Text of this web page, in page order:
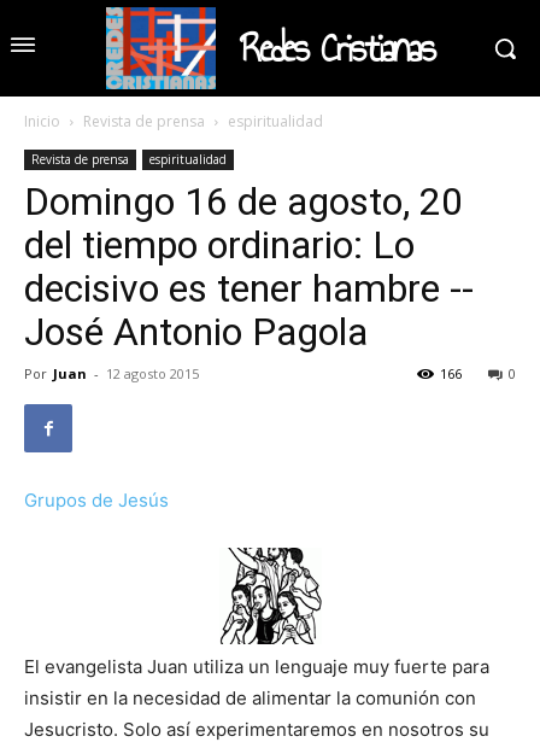
Redes Cristianas
Inicio Revista de prensa espiritualidad
Revista de prensa espiritualidad
Domingo 16 de agosto, 20
del tiempo ordinario: Lo
decisivo es tener hambre --
José Antonio Pagola
Por Juan - 12 agosto 2015 0
166
Grupos de Jesús
El evangelista Juan utiliza un lenguaje muy fuerte para
insistir en la necesidad de alimentar la comunión con
Jesucristo. Solo así experimentaremos en nosotros su